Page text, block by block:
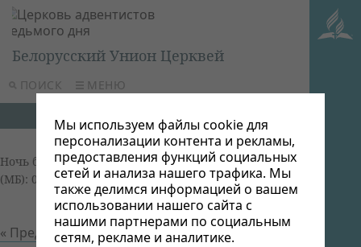
ПОИСК МЕНЮ
Белорусский Унион Церквей
Ночь бдения 2013| Автор: Виктор Админ | Размер
(МБ): 0.07 |Скачать| Просмотров: 0
« Предыдущий Следующий »
Мы используем файлы cookie для
персонализации контента и рекламы,
предоставления функций социальных
сетей и анализа нашего трафика. Мы
также делимся информацией о вашем
использовании нашего сайта с
нашими партнерами по социальным
сетям, рекламе и аналитике.